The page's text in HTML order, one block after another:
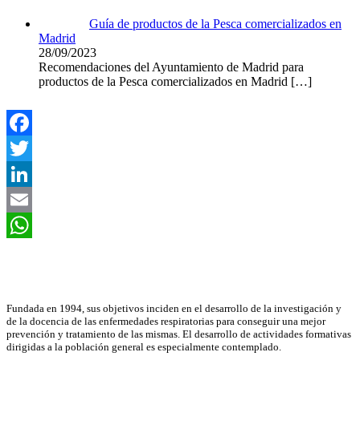
Guía de productos de la Pesca comercializados en
Madrid
28/09/2023
Recomendaciones del Ayuntamiento de Madrid para
productos de la Pesca comercializados en Madrid […]
Facebook
Twitter
LinkedIn
Email
Fundada en 1994, sus objetivos inciden en el desarrollo de la investigación y
de la docencia de las enfermedades respiratorias para conseguir una mejor
prevención y tratamiento de las mismas. El desarrollo de actividades formativas
dirigidas a la población general es especialmente contemplado.